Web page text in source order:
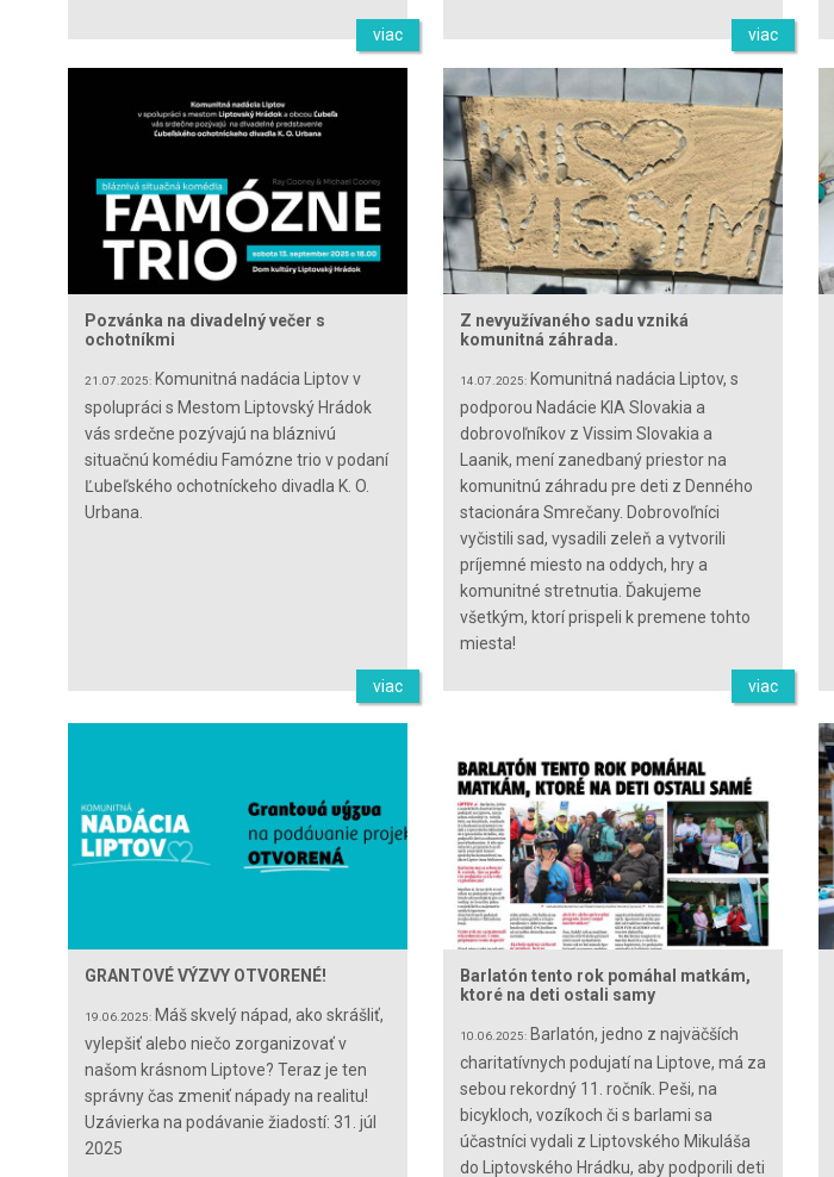
viac viac
Pozvánka na divadelný večer s
ochotníkmi
21.07.2025: Komunitná nadácia Liptov v
spolupráci s Mestom Liptovský Hrádok
vás srdečne pozývajú na bláznivú
situačnú komédiu Famózne trio v podaní
Ľubeľského ochotníckeho divadla K. O.
Urbana.
viac
Z nevyužívaného sadu vzniká
komunitná záhrada.
14.07.2025: Komunitná nadácia Liptov, s
podporou Nadácie KIA Slovakia a
dobrovoľníkov z Vissim Slovakia a
Laanik, mení zanedbaný priestor na
komunitnú záhradu pre deti z Denného
stacionára Smrečany. Dobrovoľníci
vyčistili sad, vysadili zeleň a vytvorili
príjemné miesto na oddych, hry a
komunitné stretnutia. Ďakujeme
všetkým, ktorí prispeli k premene tohto
miesta!
viac
GRANTOVÉ VÝZVY OTVORENÉ!
19.06.2025: Máš skvelý nápad, ako skrášliť,
vylepšiť alebo niečo zorganizovať v
našom krásnom Liptove? Teraz je ten
správny čas zmeniť nápady na realitu!
Uzávierka na podávanie žiadostí: 31. júl
2025
Barlatón tento rok pomáhal matkám,
ktoré na deti ostali samy
10.06.2025: Barlatón, jedno z najväčších
charitatívnych podujatí na Liptove, má za
sebou rekordný 11. ročník. Peši, na
bicykloch, vozíkoch či s barlami sa
účastníci vydali z Liptovského Mikuláša
do Liptovského Hrádku, aby podporili deti